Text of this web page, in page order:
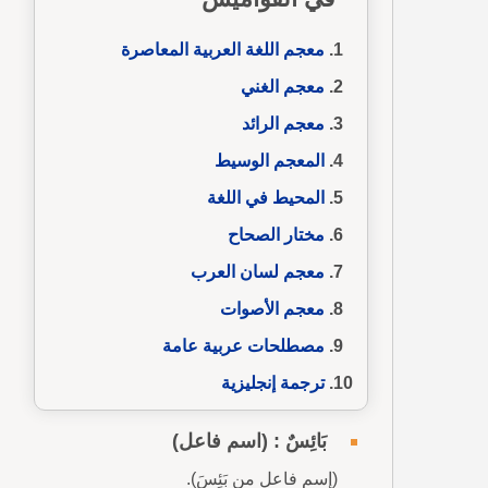
معجم اللغة العربية المعاصرة
معجم الغني
معجم الرائد
المعجم الوسيط
المحيط في اللغة
مختار الصحاح
معجم لسان العرب
معجم الأصوات
مصطلحات عربية عامة
ترجمة إنجليزية
بَائِسٌ : (اسم فاعل)
(إسم فاعل من بَئِسَ).